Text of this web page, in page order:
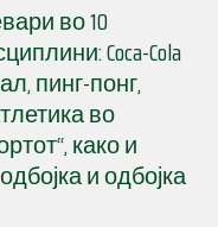
во 10
Coca-Cola
пинг-понг,
во
како и
и одбојка